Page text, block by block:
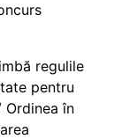
regulile
pentru
în